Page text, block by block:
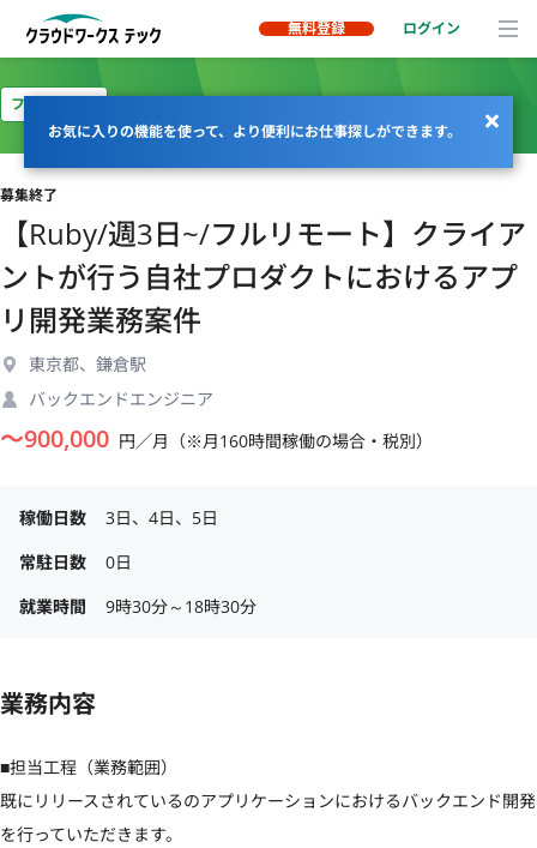
無料登録 ログイン
お気に入りの機能を使って、より便利にお仕事探しができます。
フルリモート
募集終了
【Ruby/週3日~/フルリモート】クライア
ントが行う自社プロダクトにおけるアプ
リ開発業務案件
東京都、鎌倉駅
バックエンドエンジニア
〜900,000 円／月（※月160時間稼働の場合・税別）
稼働日数
3日、4日、5日
常駐日数
0日
就業時間
9時30分～18時30分
業務内容
■担当工程（業務範囲）
既にリリースされているのアプリケーションにおけるバックエンド開発
を行っていただきます。